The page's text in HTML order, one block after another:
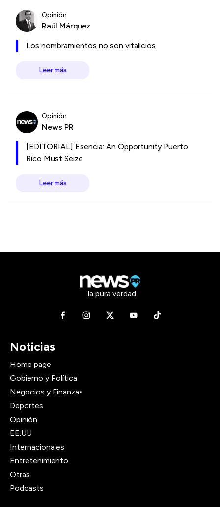
Opinión
Raúl Márquez
Los nombramientos no son vitalicios
Leer más
Opinión
News PR
[EDITORIAL] Esencia: An Opportunity Puerto
Rico Must Seize
Leer más
la pura verdad
Noticias
Home page
Gobierno y Política
Negocios y Finanzas
Deportes
Opinión
EE.UU
Internacionales
Entretenimiento
Otras
Podcasts